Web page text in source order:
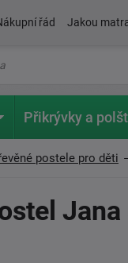
řád Jakou
Přikrývky a
postele pro děti